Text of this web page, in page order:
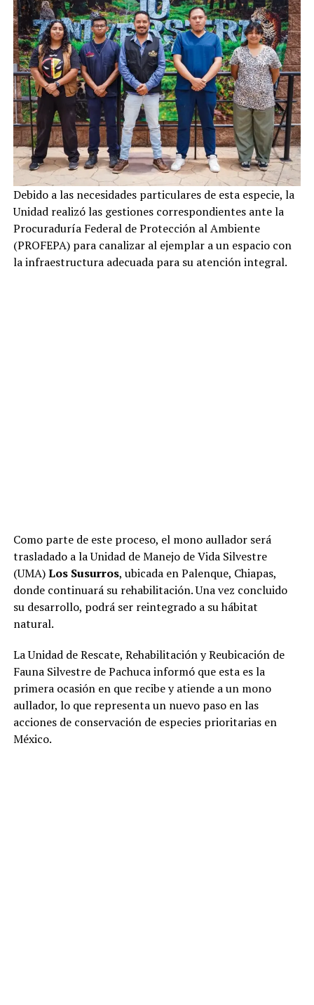
Debido a las necesidades particulares de esta especie, la
Unidad realizó las gestiones correspondientes ante la
Procuraduría Federal de Protección al Ambiente
(PROFEPA) para canalizar al ejemplar a un espacio con
la infraestructura adecuada para su atención integral.
Como parte de este proceso, el mono aullador será
trasladado a la Unidad de Manejo de Vida Silvestre
(UMA)Los Susurros, ubicada en Palenque, Chiapas,
donde continuará su rehabilitación. Una vez concluido
su desarrollo, podrá ser reintegrado a su hábitat
natural.
La Unidad de Rescate, Rehabilitación y Reubicación de
Fauna Silvestre de Pachuca informó que esta es la
primera ocasión en que recibe y atiende a un mono
aullador, lo que representa un nuevo paso en las
acciones de conservación de especies prioritarias en
México.